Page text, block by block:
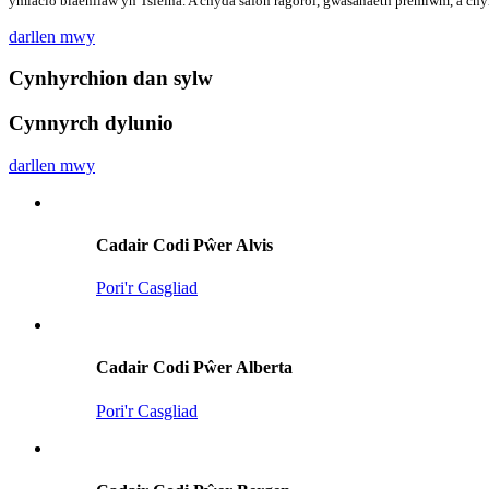
darllen mwy
Cynhyrchion dan sylw
Cynnyrch dylunio
darllen mwy
Cadair Codi Pŵer Alvis
Pori'r Casgliad
Cadair Codi Pŵer Alberta
Pori'r Casgliad